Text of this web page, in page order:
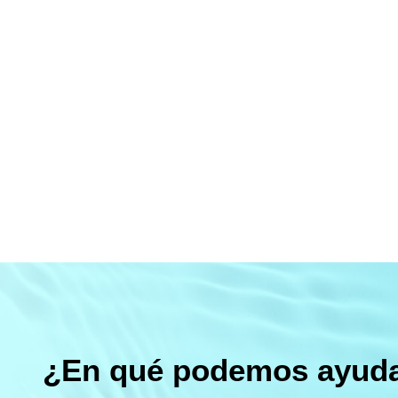
¿En qué podemos